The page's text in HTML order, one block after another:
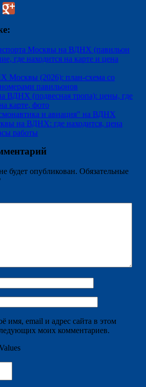
Москвы на ВДНХ (павильон
где находится на карте и цена
Москвы (2026): план-схема со
павильонов
ВДНХ (подвесная тропа): цены, где
карте, фото
и авиация" на ВДНХ
на ВДНХ: где находится, цена
работы
будет опубликован. Обязательные
имя, email и адрес сайта в этом
моих комментариев.